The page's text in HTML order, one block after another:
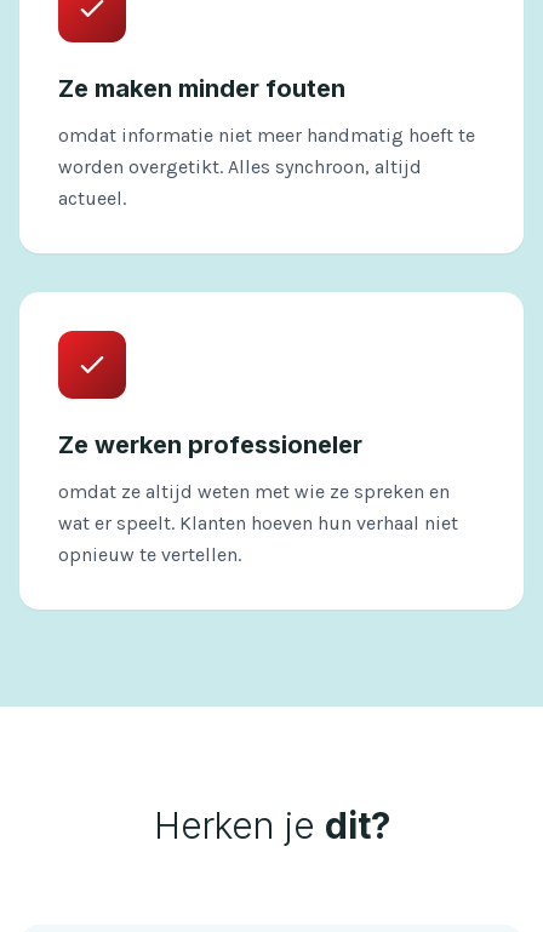
Ze maken minder fouten
omdat informatie niet meer handmatig hoeft te
worden overgetikt. Alles synchroon, altijd
actueel.
Ze werken professioneler
omdat ze altijd weten met wie ze spreken en
wat er speelt. Klanten hoeven hun verhaal niet
opnieuw te vertellen.
Herken je dit?